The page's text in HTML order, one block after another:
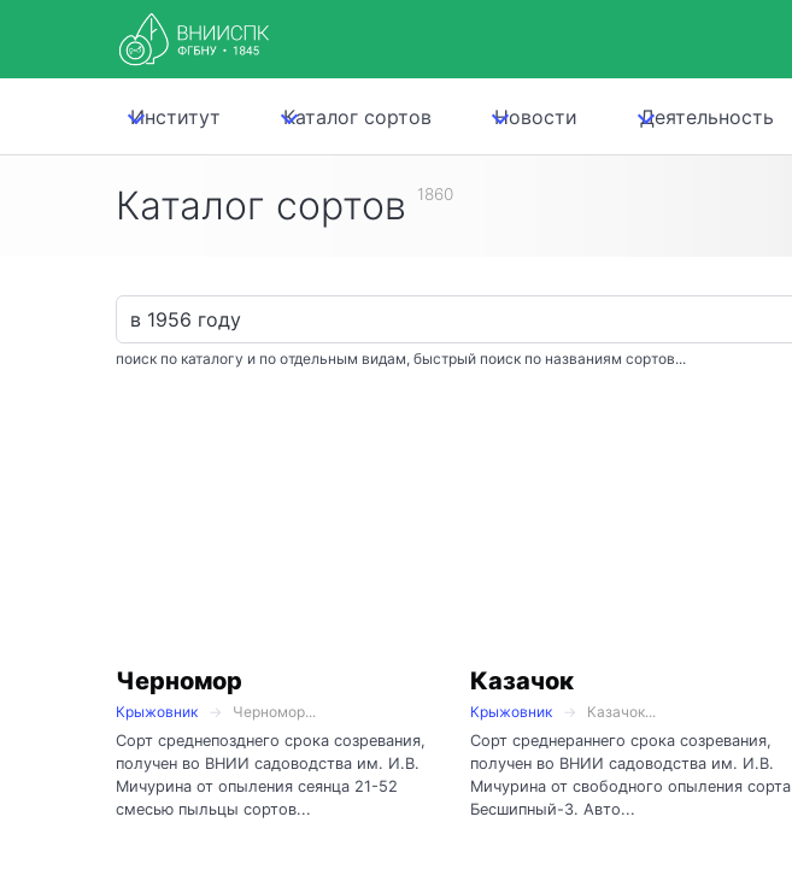
Институт Каталог сортов Новости Деятельность
Каталог сортов 1860
поиск по каталогу и по отдельным видам, быстрый поиск по названиям сортов...
Черномор
Крыжовник
Черномор...
Сорт среднепозднего срока созревания,
получен во ВНИИ садоводства им. И.В.
Мичурина от опыления сеянца 21-52
смесью пыльцы сортов...
Казачок
Крыжовник
Казачок...
Сорт среднераннего срока созревания,
получен во ВНИИ садоводства им. И.В.
Мичурина от свободного опыления сорта
Бесшипный-3. Авто...